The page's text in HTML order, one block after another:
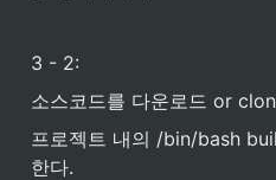
3 - 2:
소스코드를 다운로드 or
프로젝트 내의 /bin/bash
한다.